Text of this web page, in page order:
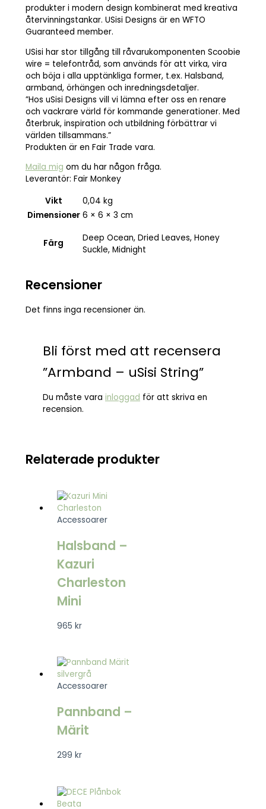
produkter i modern design kombinerat med kreativa
återvinningstankar. USisi Designs är en WFTO
Guaranteed member.
USisi har stor tillgång till råvarukomponenten Scoobie
wire = telefontråd, som används för att virka, vira
och böja i alla upptänkliga former, t.ex. Halsband,
armband, örhängen och inredningsdetaljer.
”Hos uSisi Designs vill vi lämna efter oss en renare
och vackrare värld för kommande generationer. Med
återbruk, inspiration och utbildning förbättrar vi
världen tillsammans.”
Produkten är en Fair Trade vara.
Maila mig om du har någon fråga.
Leverantör: Fair Monkey
Vikt
0,04 kg
Dimensioner 6 × 6 × 3 cm
Färg
Deep Ocean, Dried Leaves, Honey
Suckle, Midnight
Recensioner
Det finns inga recensioner än.
Bli först med att recensera
”Armband – uSisi String”
Du måste vara inloggad för att skriva en
recension.
Relaterade produkter
Accessoarer
Halsband –
Kazuri
Charleston
Mini
965kr
Accessoarer
Pannband –
Märit
299kr